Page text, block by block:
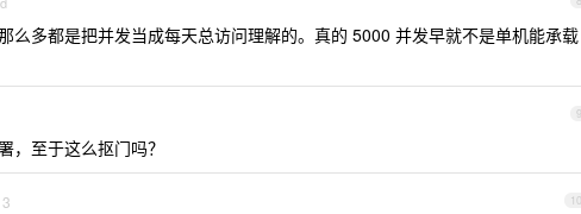
么多都是把并发当成每天总访问理解的。真的 5000 并发早就不是单机能承载
9
，至于这么抠门吗？
10
3